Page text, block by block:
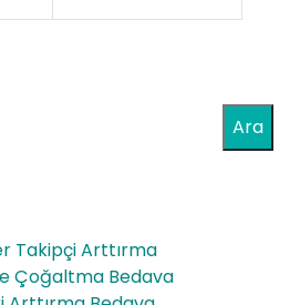
siliy
Ara
Takipçi Arttırma
Çoğaltma Bedava